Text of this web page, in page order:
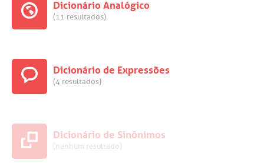
Dicionário Analógico
(11 resultados)
Dicionário de Expressões
(4 resultados)
Dicionário de Sinônimos
(nenhum resultado)